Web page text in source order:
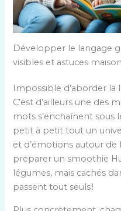
Développer le langage
visibles et astuces maison
Impossible d’aborder la
C’est d’ailleurs une des
mots s’enchaînent sous
petit à petit tout un
et d’émotions autour de
préparer un smoothie
légumes, mais cachés
passent tout seuls !